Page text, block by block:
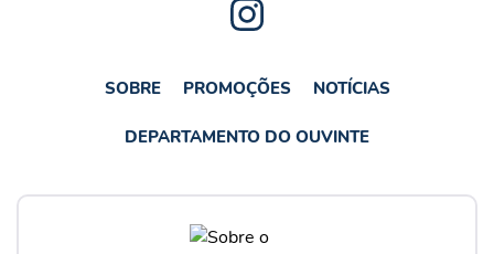
SOBRE PROMOÇÕES NOTÍCIAS
DEPARTAMENTO DO OUVINTE